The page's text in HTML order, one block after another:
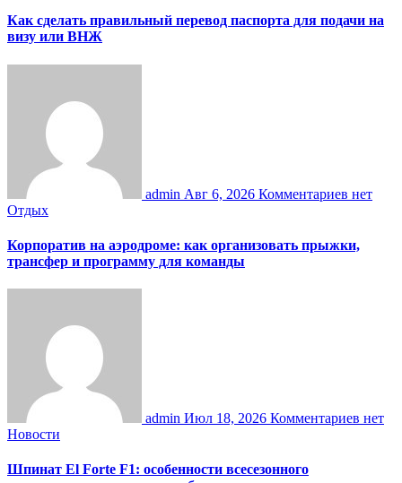
Как сделать правильный перевод паспорта для подачи на
визу или ВНЖ
admin Авг 6, 2026 Комментариев нет
Отдых
Корпоратив на аэродроме: как организовать прыжки,
трансфер и программу для команды
admin Июл 18, 2026 Комментариев нет
Новости
Шпинат El Forte F1: особенности всесезонного